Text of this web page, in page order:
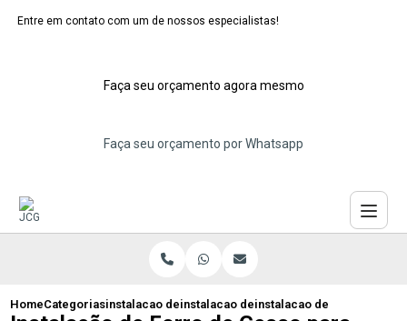
Entre em contato com um de nossos especialistas!
Faça seu orçamento agora mesmo
Faça seu orçamento por Whatsapp
HomeCategoriasinstalacao de forros de gesso
instalacao de forro de gesso para
instalacao de forro de